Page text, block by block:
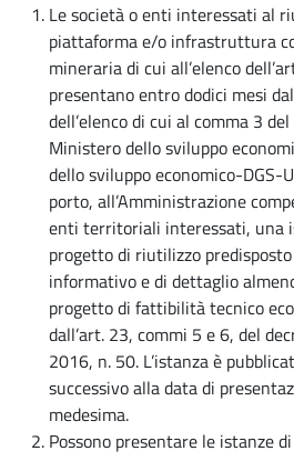
Le società o enti interessati al
piattaforma e/o infrastruttura
mineraria di cui all’elenco
presentano entro dodici mesi
dell’elenco di cui al comma 3
Ministero dello sviluppo
dello sviluppo economico-DGS-
porto, all’Amministrazione
enti territoriali interessati, una
progetto di riutilizzo
informativo e di dettaglio
progetto di fattibilità tecnico
dall’art. 23, commi 5 e 6, del
2016, n. 50. L’istanza è
successivo alla data di
medesima.
Possono presentare le istanze